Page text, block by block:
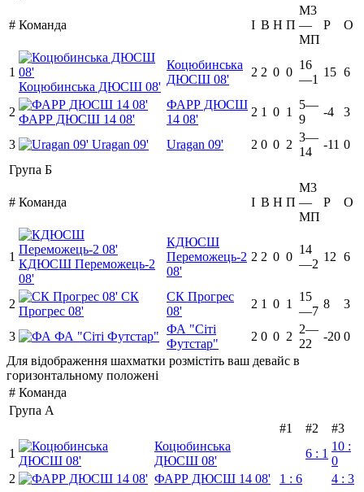
# Команда I В Н П
М3
—
МП
Р O
1
Коцюбинська ДЮСШ 08'
Коцюбинська
ДЮСШ 08'
2 2 0 0
16
—1
15 6
2
ФАРР ДЮСШ 14 08'
ФАРР ДЮСШ
14 08'
2 1 0 1
5—
9
-4 3
3 Uragan 09' Uragan 09' 2 0 0 2
3—
14
-11 0
Група Б
# Команда I В Н П
М3
—
МП
Р O
1
КДЮСШ Переможець-2
08'
КДЮСШ
Переможець-2
08'
2 2 0 0
14
—2
12 6
2
СК
Прогрес 08'
СК Прогрес
08'
2 1 0 1
15
—7
8 3
3 ФА "Сіті Футстар"
ФА "Сіті
Футстар"
2 0 0 2
2—
22
-20 0
Для відображення шахматки розмістіть ваш девайс в
горизонтальному положені
# Команда
Група А
#1
#2
#3
1
Коцюбинська
ДЮСШ 08'
6 : 1
10 :
0
2
ФАРР ДЮСШ 14 08' 1 : 6
4 : 3